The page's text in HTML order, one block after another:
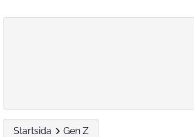
Startsida Gen Z